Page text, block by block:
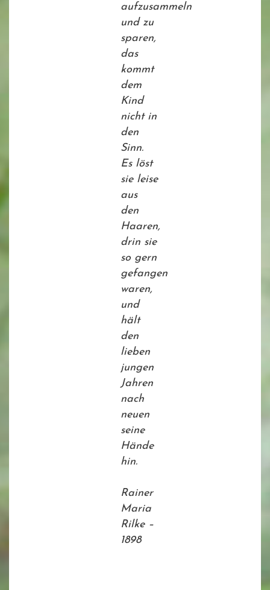
aufzusammeln
und zu
sparen,
das
kommt
dem
Kind
nicht in
den
Sinn.
Es löst
sie leise
aus
den
Haaren,
drin sie
so gern
gefangen
waren,
und
hält
den
lieben
jungen
Jahren
nach
neuen
seine
Hände
hin.
Rainer
Maria
Rilke –
1898